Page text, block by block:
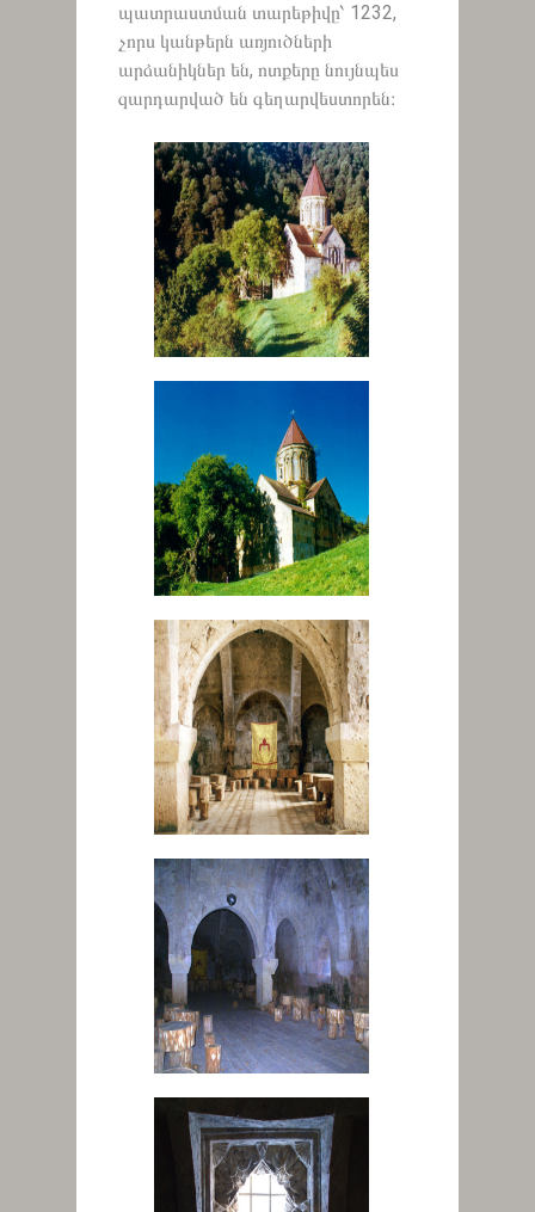
պատրաստման տարեթիվը՝ 1232,
չորս կանթերն առյուծների
արձանիկներ են, ոտքերը նույնպես
զարդարված են գեղարվեստորեն։